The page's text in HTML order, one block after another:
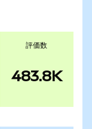
評価数
483.8K